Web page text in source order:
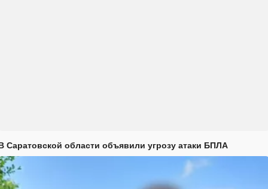
Саратовской области объявили угрозу атаки БПЛА